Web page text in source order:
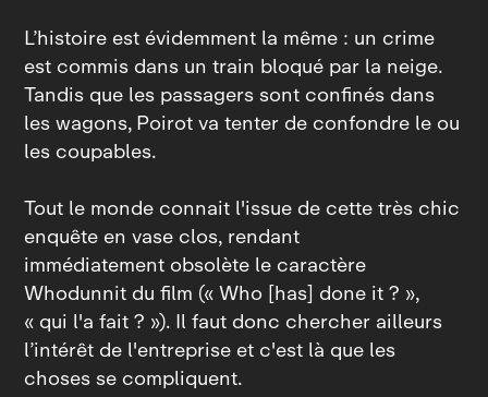
L’histoire est évidemment la même : un crime
est commis dans un train bloqué par la neige.
Tandis que les passagers sont confinés dans
les wagons, Poirot va tenter de confondre le ou
les coupables.
Tout le monde connait l'issue de cette très chic
enquête en vase clos, rendant
immédiatement obsolète le caractère
Whodunnit du film (« Who [has] done it ? »,
« qui l'a fait ? »). Il faut donc chercher ailleurs
l’intérêt de l'entreprise et c'est là que les
choses se compliquent.